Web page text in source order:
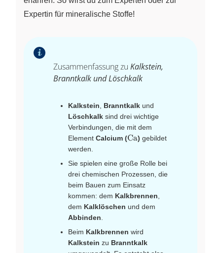
Expertin für mineralische Stoffe!
Zusammenfassung zu Kalkstein,
Branntkalk und Löschkalk
Kalkstein Branntkalk und
Löschkalk sind drei wichtige
Verbindungen, die mit dem
Element Calcium (\ce{Ca}
Ca) gebildet
werden.
Sie spielen eine große Rolle bei
drei chemischen Prozessen, die
beim Bauen zum Einsatz
kommen: dem Kalkbrennen
dem Kalklöschen und dem
Abbinden
Beim Kalkbrennen wird
Kalkstein zu Branntkalk